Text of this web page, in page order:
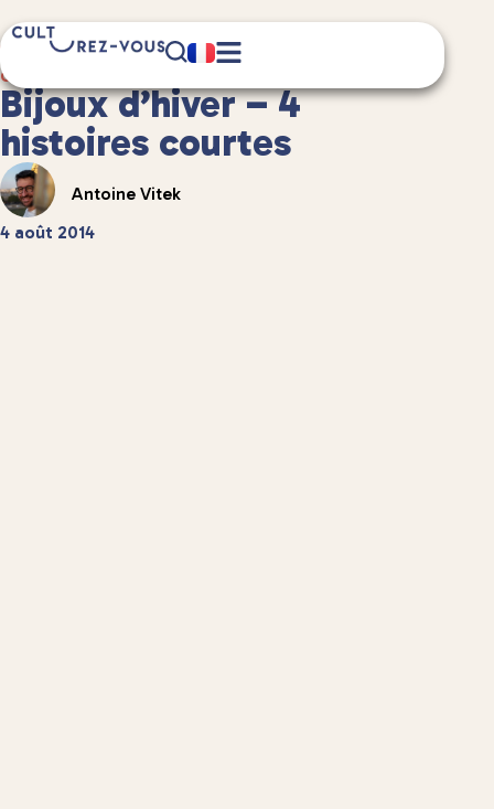
Culture
3 minute(s) de lecture
Bijoux d’hiver – 4
histoires courtes
Antoine Vitek
4 août 2014